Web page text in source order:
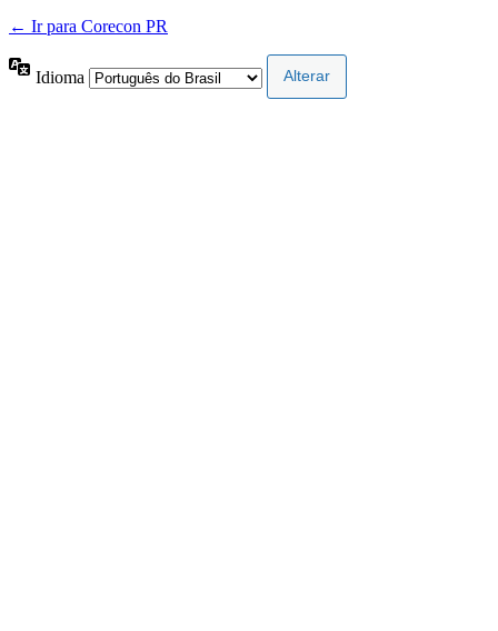
← Ir para Corecon PR
Idioma